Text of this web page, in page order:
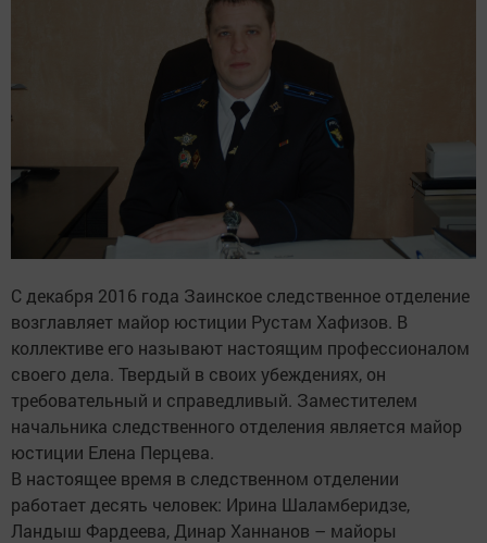
С декабря 2016 года Заинское следственное отделение
возглавляет майор юстиции Рустам Хафизов. В
коллективе его называют настоящим профессионалом
своего дела. Твердый в своих убеждениях, он
требовательный и справедливый. Заместителем
начальника следственного отделения является майор
юстиции Елена Перцева.
В настоящее время в следственном отделении
работает десять человек: Ирина Шаламберидзе,
Ландыш Фардеева, Динар Ханнанов – майоры